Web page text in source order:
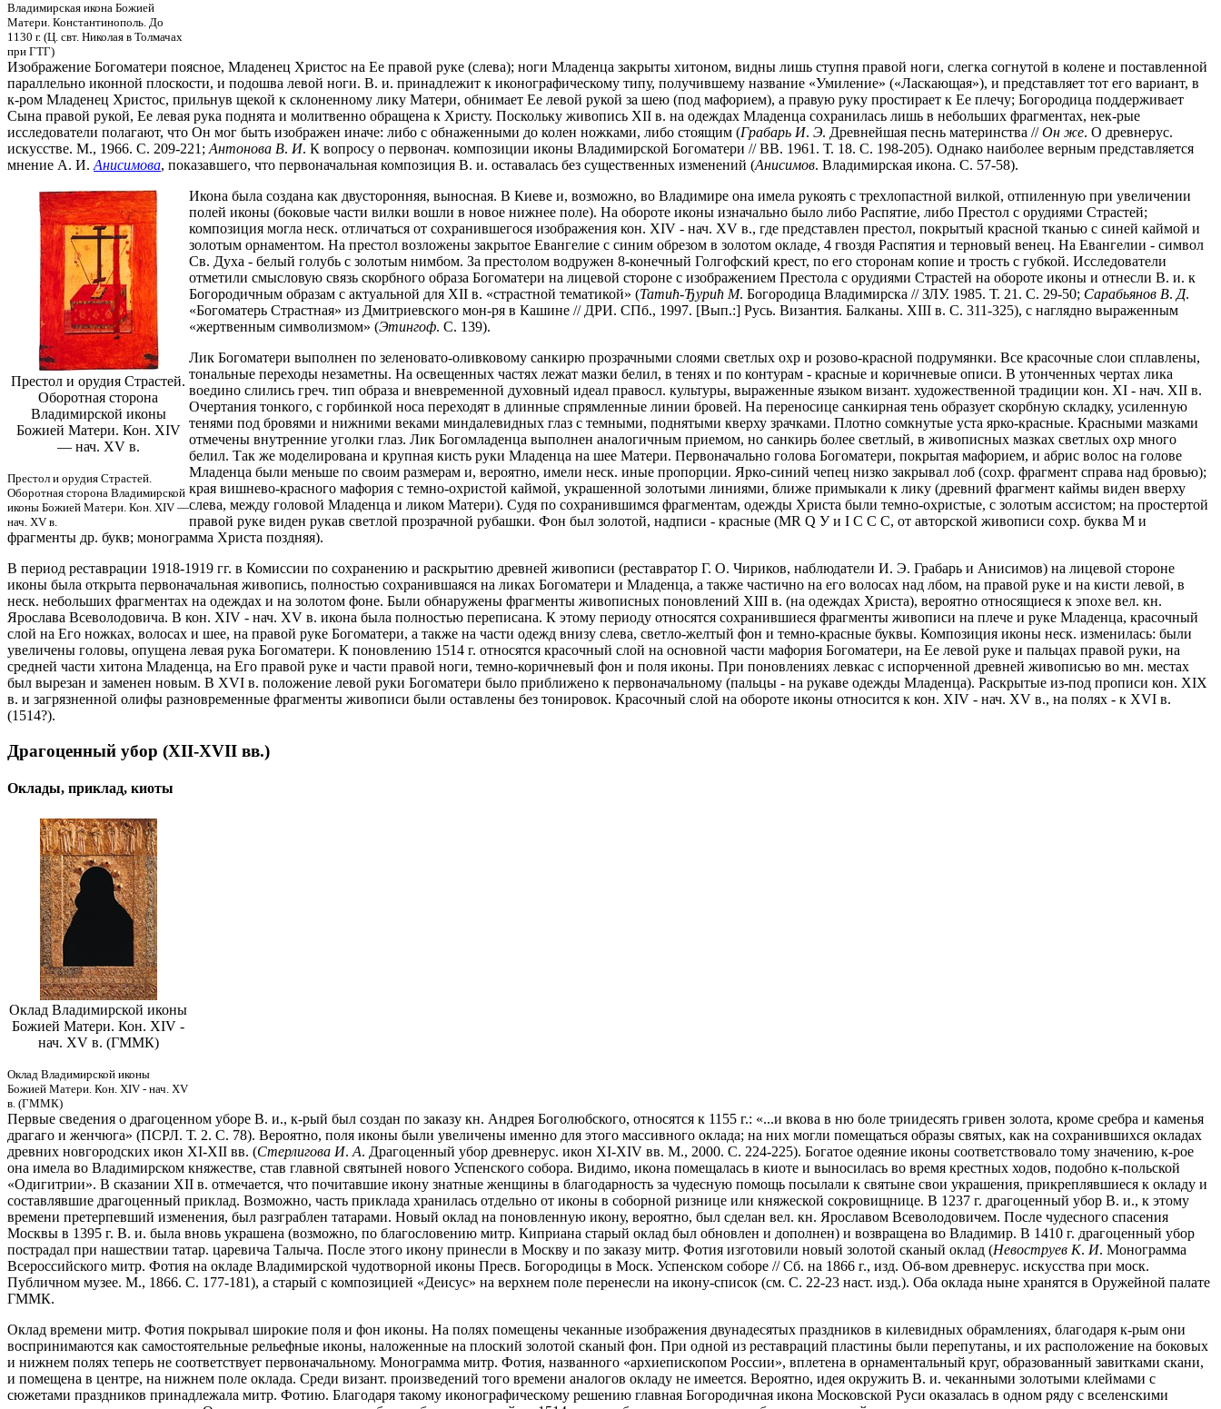
Владимирская икона Божией
Матери. Константинополь. До
1130 г. (Ц. свт. Николая в Толмачах
при ГТГ)
Изображение Богоматери поясное, Младенец Христос на Ее правой руке (слева); ноги Младенца закрыты хитоном, видны лишь ступня правой ноги, слегка согнутой в колене и поставленной
параллельно иконной плоскости, и подошва левой ноги. В. и. принадлежит к иконографическому типу, получившему название «Умиление» («Ласкающая»), и представляет тот его вариант, в
к-ром Младенец Христос, прильнув щекой к склоненному лику Матери, обнимает Ее левой рукой за шею (под мафорием), а правую руку простирает к Ее плечу; Богородица поддерживает
Сына правой рукой, Ее левая рука поднята и молитвенно обращена к Христу. Поскольку живопись XII в. на одеждах Младенца сохранилась лишь в небольших фрагментах, нек-рые
исследователи полагают, что Он мог быть изображен иначе: либо с обнаженными до колен ножками, либо стоящим (Грабарь И. Э. Древнейшая песнь материнства //Он же. О древнерус.
искусстве. М., 1966. С. 209-221; Антонова В. И. К вопросу о первонач. композиции иконы Владимирской Богоматери // ВВ. 1961. Т. 18. С. 198-205). Однако наиболее верным представляется
мнение А. И. Анисимова, показавшего, что первоначальная композиция В. и. оставалась без существенных изменений (Анисимов. Владимирская икона. С. 57-58).
Престол и орудия Страстей.
Оборотная сторона
Владимирской иконы
Божией Матери. Кон. XIV
— нач. XV в.
Престол и орудия Страстей.
Оборотная сторона Владимирской
иконы Божией Матери. Кон. XIV —
нач. XV в.
Икона была создана как двусторонняя, выносная. В Киеве и, возможно, во Владимире она имела рукоять с трехлопастной вилкой, отпиленную при увеличении
полей иконы (боковые части вилки вошли в новое нижнее поле). На обороте иконы изначально было либо Распятие, либо Престол с орудиями Страстей;
композиция могла неск. отличаться от сохранившегося изображения кон. XIV - нач. XV в., где представлен престол, покрытый красной тканью с синей каймой и
золотым орнаментом. На престол возложены закрытое Евангелие с синим обрезом в золотом окладе, 4 гвоздя Распятия и терновый венец. На Евангелии - символ
Св. Духа - белый голубь с золотым нимбом. За престолом водружен 8-конечный Голгофский крест, по его сторонам копие и трость с губкой. Исследователи
отметили смысловую связь скорбного образа Богоматери на лицевой стороне с изображением Престола с орудиями Страстей на обороте иконы и отнесли В. и. к
Богородичным образам с актуальной для XII в. «страстной тематикой» (Татић-Ђурић М. Богородица Владимирска // ЗЛУ. 1985. Т. 21. С. 29-50; Сарабьянов В. Д.
«Богоматерь Страстная» из Дмитриевского мон-ря в Кашине // ДРИ. СПб., 1997. [Вып.:] Русь. Византия. Балканы. XIII в. С. 311-325), с наглядно выраженным
«жертвенным символизмом» (Этингоф. С. 139).
Лик Богоматери выполнен по зеленовато-оливковому санкирю прозрачными слоями светлых охр и розово-красной подрумянки. Все красочные слои сплавлены,
тональные переходы незаметны. На освещенных частях лежат мазки белил, в тенях и по контурам - красные и коричневые описи. В утонченных чертах лика
воедино слились греч. тип образа и вневременной духовный идеал правосл. культуры, выраженные языком визант. художественной традиции кон. XI - нач. XII в.
Очертания тонкого, с горбинкой носа переходят в длинные спрямленные линии бровей. На переносице санкирная тень образует скорбную складку, усиленную
тенями под бровями и нижними веками миндалевидных глаз с темными, поднятыми кверху зрачками. Плотно сомкнутые уста ярко-красные. Красными мазками
отмечены внутренние уголки глаз. Лик Богомладенца выполнен аналогичным приемом, но санкирь более светлый, в живописных мазках светлых охр много
белил. Так же моделирована и крупная кисть руки Младенца на шее Матери. Первоначально голова Богоматери, покрытая мафорием, и абрис волос на голове
Младенца были меньше по своим размерам и, вероятно, имели неск. иные пропорции. Ярко-синий чепец низко закрывал лоб (сохр. фрагмент справа над бровью);
края вишнево-красного мафория с темно-охристой каймой, украшенной золотыми линиями, ближе примыкали к лику (древний фрагмент каймы виден вверху
слева, между головой Младенца и ликом Матери). Судя по сохранившимся фрагментам, одежды Христа были темно-охристые, с золотым ассистом; на простертой
правой руке виден рукав светлой прозрачной рубашки. Фон был золотой, надписи - красные (MR Q У и I С C С, от авторской живописи сохр. буква М и
фрагменты др. букв; монограмма Христа поздняя).
В период реставрации 1918-1919 гг. в Комиссии по сохранению и раскрытию древней живописи (реставратор Г. О. Чириков, наблюдатели И. Э. Грабарь и Анисимов) на лицевой стороне
иконы была открыта первоначальная живопись, полностью сохранившаяся на ликах Богоматери и Младенца, а также частично на его волосах над лбом, на правой руке и на кисти левой, в
неск. небольших фрагментах на одеждах и на золотом фоне. Были обнаружены фрагменты живописных поновлений XIII в. (на одеждах Христа), вероятно относящиеся к эпохе вел. кн.
Ярослава Всеволодовича. В кон. XIV - нач. XV в. икона была полностью переписана. К этому периоду относятся сохранившиеся фрагменты живописи на плече и руке Младенца, красочный
слой на Его ножках, волосах и шее, на правой руке Богоматери, а также на части одежд внизу слева, светло-желтый фон и темно-красные буквы. Композиция иконы неск. изменилась: были
увеличены головы, опущена левая рука Богоматери. К поновлению 1514 г. относятся красочный слой на основной части мафория Богоматери, на Ее левой руке и пальцах правой руки, на
средней части хитона Младенца, на Его правой руке и части правой ноги, темно-коричневый фон и поля иконы. При поновлениях левкас с испорченной древней живописью во мн. местах
был вырезан и заменен новым. В XVI в. положение левой руки Богоматери было приближено к первоначальному (пальцы - на рукаве одежды Младенца). Раскрытые из-под прописи кон. XIX
в. и загрязненной олифы разновременные фрагменты живописи были оставлены без тонировок. Красочный слой на обороте иконы относится к кон. XIV - нач. XV в., на полях - к XVI в.
(1514?).
Драгоценный убор (XII-XVII вв.)
Оклады, приклад, киоты
Оклад Владимирской иконы
Божией Матери. Кон. XIV -
нач. XV в. (ГММК)
Оклад Владимирской иконы
Божией Матери. Кон. XIV - нач. XV
в. (ГММК)
Первые сведения о драгоценном уборе В. и., к-рый был создан по заказу кн. Андрея Боголюбского, относятся к 1155 г.: «...и вкова в ню боле триидесять гривен золота, кроме сребра и каменья
драгаго и женчюга» (ПСРЛ. Т. 2. С. 78). Вероятно, поля иконы были увеличены именно для этого массивного оклада; на них могли помещаться образы святых, как на сохранившихся окладах
древних новгородских икон XI-XII вв. (Стерлигова И. А. Драгоценный убор древнерус. икон XI-XIV вв. М., 2000. С. 224-225). Богатое одеяние иконы соответствовало тому значению, к-рое
она имела во Владимирском княжестве, став главной святыней нового Успенского собора. Видимо, икона помещалась в киоте и выносилась во время крестных ходов, подобно к-польской
«Одигитрии». В сказании XII в. отмечается, что почитавшие икону знатные женщины в благодарность за чудесную помощь посылали к святыне свои украшения, прикреплявшиеся к окладу и
составлявшие драгоценный приклад. Возможно, часть приклада хранилась отдельно от иконы в соборной ризнице или княжеской сокровищнице. В 1237 г. драгоценный убор В. и., к этому
времени претерпевший изменения, был разграблен татарами. Новый оклад на поновленную икону, вероятно, был сделан вел. кн. Ярославом Всеволодовичем. После чудесного спасения
Москвы в 1395 г. В. и. была вновь украшена (возможно, по благословению митр. Киприана старый оклад был обновлен и дополнен) и возвращена во Владимир. В 1410 г. драгоценный убор
пострадал при нашествии татар. царевича Талыча. После этого икону принесли в Москву и по заказу митр. Фотия изготовили новый золотой сканый оклад (Невоструев К. И. Монограмма
Всероссийского митр. Фотия на окладе Владимирской чудотворной иконы Пресв. Богородицы в Моск. Успенском соборе // Сб. на 1866 г., изд. Об-вом древнерус. искусства при моск.
Публичном музее. М., 1866. С. 177-181), а старый с композицией «Деисус» на верхнем поле перенесли на икону-список (см. С. 22-23 наст. изд.). Оба оклада ныне хранятся в Оружейной палате
ГММК.
Оклад времени митр. Фотия покрывал широкие поля и фон иконы. На полях помещены чеканные изображения двунадесятых праздников в килевидных обрамлениях, благодаря к-рым они
воспринимаются как самостоятельные рельефные иконы, наложенные на плоский золотой сканый фон. При одной из реставраций пластины были перепутаны, и их расположение на боковых
и нижнем полях теперь не соответствует первоначальному. Монограмма митр. Фотия, названного «архиепископом России», вплетена в орнаментальный круг, образованный завитками скани,
и помещена в центре, на нижнем поле оклада. Среди визант. произведений того времени аналогов окладу не имеется. Вероятно, идея окружить В. и. чеканными золотыми клеймами с
сюжетами праздников принадлежала митр. Фотию. Благодаря такому иконографическому решению главная Богородичная икона Московской Руси оказалась в одном ряду с вселенскими